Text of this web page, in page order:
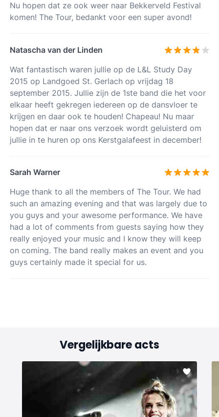
Nu hopen dat ze ook weer naar Bekkerveld Festival
komen! The Tour, bedankt voor een super avond!
Natascha van der Linden
Wat fantastisch waren jullie op de L&L Study Day
2015 op Landgoed St. Gerlach op vrijdag 18
september 2015. Jullie zijn de 1ste band die het voor
elkaar heeft gekregen iedereen op de dansvloer te
krijgen en daar ook te houden! Chapeau! Nu maar
hopen dat er naar ons verzoek wordt geluisterd om
jullie in te huren op ons Kerstgalafeest in december!
Sarah Warner
Huge thank to all the members of The Tour. We had
such an amazing evening and that was largely due to
you guys and your awesome performance. We have
had a lot of comments from guests saying how they
really enjoyed your music and I know they will keep
on coming. The band really makes an event and you
guys certainly made it special for us.
Vergelijkbare acts